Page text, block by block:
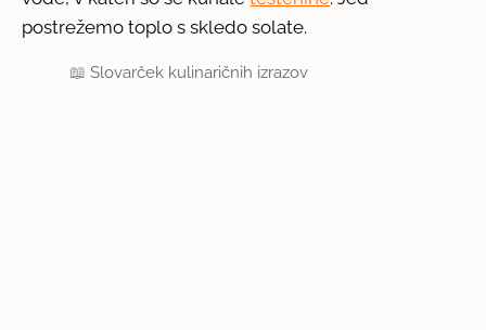
postrežemo toplo s skledo solate.
📖Slovarček kulinaričnih izrazov